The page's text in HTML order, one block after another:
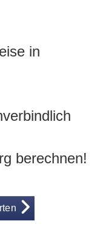
in
berechnen!